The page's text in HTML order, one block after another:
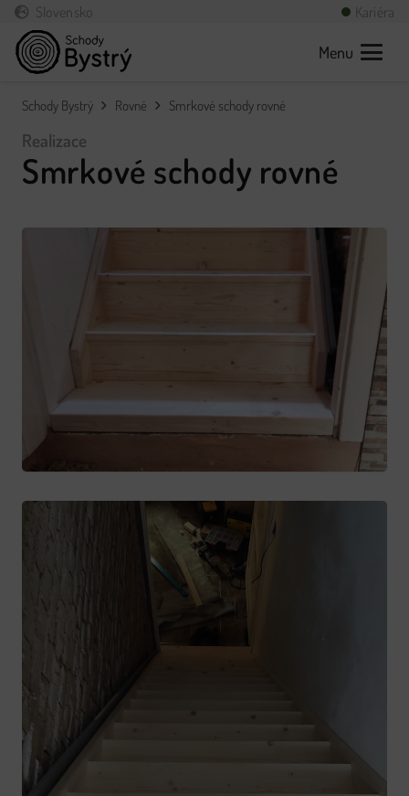
Slovensko Kariéra
Menu
Schody Bystrý Rovné Smrkové schody rovné
Realizace
Smrkové schody rovné